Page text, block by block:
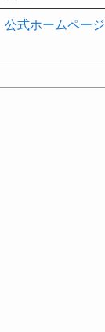
公式ホームページ